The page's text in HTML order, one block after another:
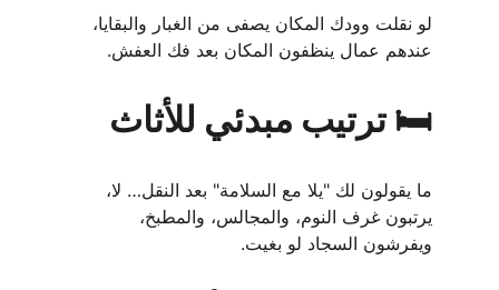
لو نقلت وودك المكان يصفى من الغبار والبقايا،
عندهم عمال ينظفون المكان بعد فك العفش.
🛏️ ترتيب مبدئي للأثاث
ما يقولون لك "يلا مع السلامة" بعد النقل… لا،
يرتبون غرف النوم، والمجالس، والمطبخ،
ويفرشون السجاد لو بغيت.